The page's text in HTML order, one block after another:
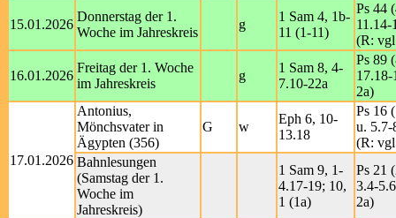
15.01.2026
Donnerstag der 1.
Woche im Jahreskreis
g
1 Sam 4, 1b-
11 (1-11)
Ps 44
11.14-
(R:
16.01.2026
Freitag der 1. Woche
im Jahreskreis
g
1 Sam 8, 4-
7.10-22a
Ps 89
2a)
17.01.2026
Antonius,
Mönchsvater in
Ägypten (356)
G w
Eph 6, 10-
13.18
Ps 16
u. 5.7-
(R:
Bahnlesungen
(Samstag der 1.
Woche im
Jahreskreis)
1 Sam 9, 1-
4.17-19; 10,
1 (1a)
Ps 21
3.4-
2a)